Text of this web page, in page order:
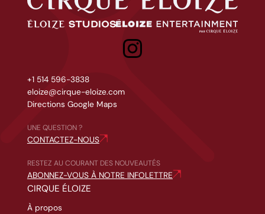
Éloize Studios Eloize entertainment
+1 514 596-3838
eloize@cirque-eloize.com
Directions Google Maps
UNE QUESTION ?
CONTACTEZ-NOUS
RESTEZ AU COURANT DES NOUVEAUTÉS
ABONNEZ-VOUS À NOTRE INFOLETTRE
CIRQUE ÉLOIZE
À propos